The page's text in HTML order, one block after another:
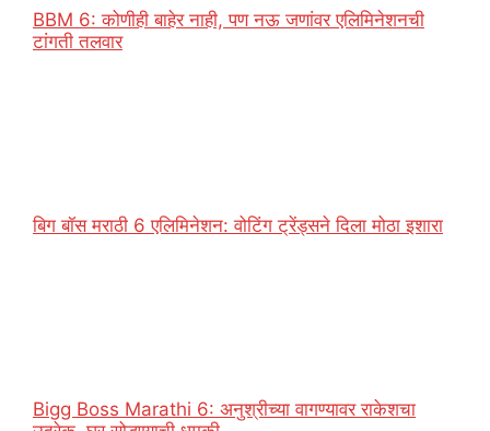
BBM 6: कोणीही बाहेर नाही, पण नऊ जणांवर एलिमिनेशनची
टांगती तलवार
बिग बॉस मराठी 6 एलिमिनेशन: वोटिंग ट्रेंड्सने दिला मोठा इशारा
Bigg Boss Marathi 6: अनुश्रीच्या वागण्यावर राकेशचा